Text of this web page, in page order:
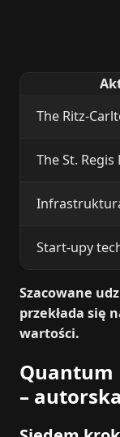
The Ritz-
The St. Regis
Start-upy
Szacowane
przekłada się
wartości.
Quantum
–